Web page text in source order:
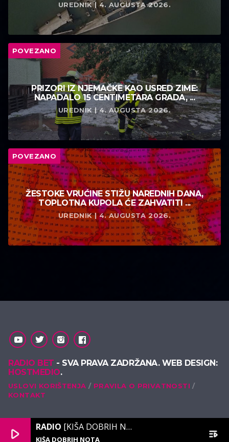
UREDNIK | 4. AUGUSTA 2026.
POVEZANO
PRIZORI IZ NJEMAČKE KAO USRED ZIME:
NAPADALO 15 CENTIMETARA GRADA, ...
UREDNIK | 4. AUGUSTA 2026.
POVEZANO
ŽESTOKE VRUĆINE STIŽU NAREDNIH DANA,
TOPLOTNA KUPOLA ĆE ZAHVATITI ...
UREDNIK | 4. AUGUSTA 2026.
RADIO BET - SVA PRAVA ZADRŽANA. WEB DESIGN:
HOSTMEDIO.
USLOVI KORIŠTENJA
PRAVILA O PRIVATNOSTI
KONTAKT
play_arrow RADIO [KIŠA DOBRIH NOTA]
KIŠA DOBRIH NOTA playlist_play